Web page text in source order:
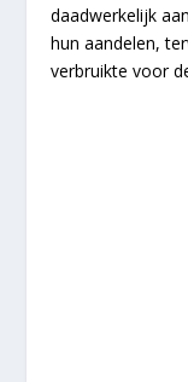
daadwerkelijk
hun aandelen,
verbruikte voor